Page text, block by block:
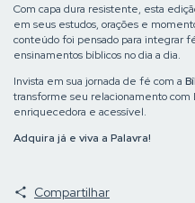
Com capa dura resistente, esta
em seus estudos, orações e
conteúdo foi pensado para integrar
ensinamentos bíblicos no dia a dia.
Invista em sua jornada de fé com a
transforme seu relacionamento
enriquecedora e acessível.
Adquira já e viva a Palavra!
Compartilhar